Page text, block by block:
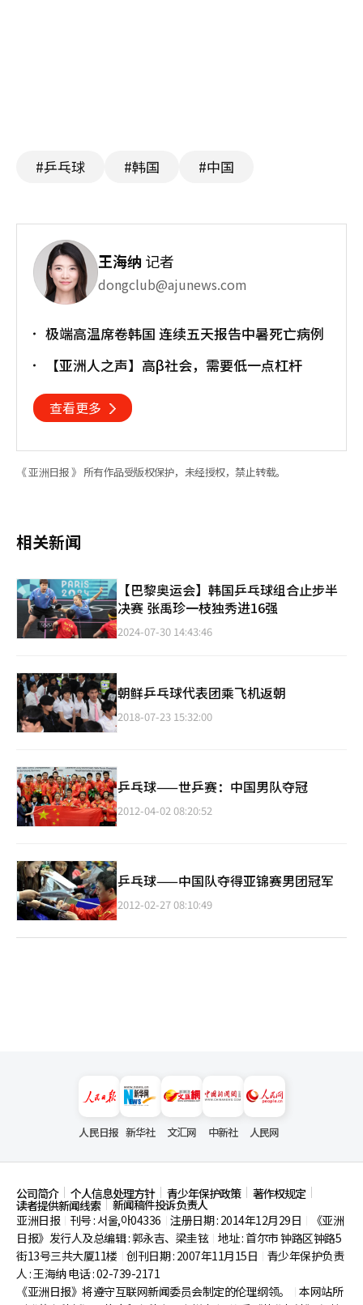
#乒乓球 #韩国 #中国
王海纳 记者
dongclub@ajunews.com
极端高温席卷韩国 连续五天报告中暑死亡病例
【亚洲人之声】高β社会，需要低一点杠杆
查看更多
《 亚洲日报 》 所有作品受版权保护，未经授权，禁止转载。
相关新闻
【巴黎奥运会】韩国乒乓球组合止步半
决赛 张禹珍一枝独秀进16强
2024-07-30 14:43:46
朝鲜乒乓球代表团乘飞机返朝
2018-07-23 15:32:00
乒乓球——世乒赛：中国男队夺冠
2012-04-02 08:20:52
乒乓球——中国队夺得亚锦赛男团冠军
2012-02-27 08:10:49
人民日报 新华社 文汇网 中新社 人民网
公司简介 个人信息处理方针 青少年保护政策 著作权规定
读者提供新闻线索
新闻稿件投诉负责人
亚洲日报
刊号 : 서울,아04336 注册日期 : 2014年12月29日
《亚洲
日报》发行人及总编辑 : 郭永吉、梁圭铉 地址 : 首尔市钟路区钟路5
街13号三共大厦11楼 创刊日期 : 2007年11月15日
青少年保护负责
人 : 王海纳 电话 : 02-739-2171
《亚洲日报》将遵守互联网新闻委员会制定的伦理纲领。
本网站所